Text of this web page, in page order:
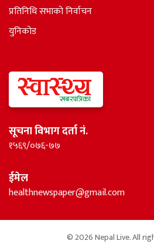
प्रतिनिधि सभाकाे निर्वाचन
युनिकोड
सूचना विभाग दर्ता नं.
१५६९/०७६-७७
ईमेल
healthnewspaper@gmail.com
© 2026 Nepal Live. All